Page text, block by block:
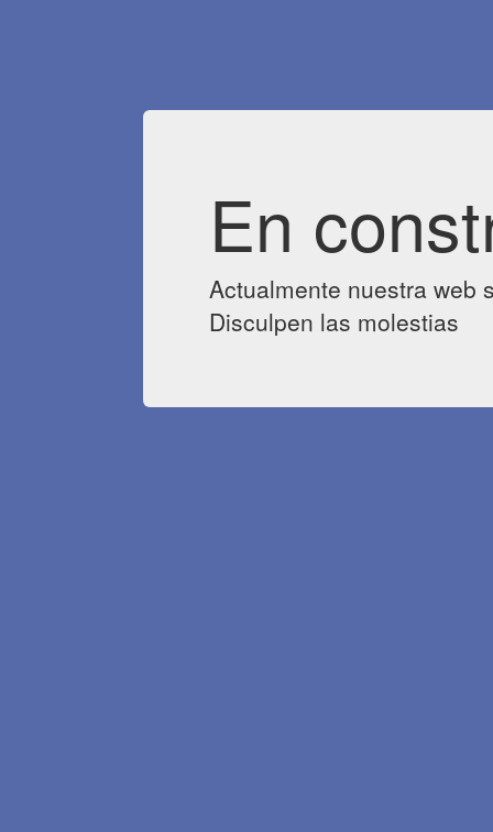
En
Actualmente nuestra web
Disculpen las molestias